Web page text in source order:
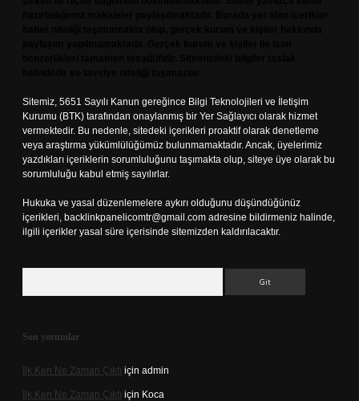
Sitemiz, 5651 Sayılı Kanun gereğince Bilgi Teknolojileri ve İletişim
Kurumu (BTK) tarafından onaylanmış bir Yer Sağlayıcı olarak hizmet
vermektedir. Bu nedenle, sitedeki içerikleri proaktif olarak denetleme
veya araştırma yükümlülüğümüz bulunmamaktadır. Ancak, üyelerimiz
yazdıkları içeriklerin sorumluluğunu taşımakta olup, siteye üye olarak bu
sorumluluğu kabul etmiş sayılırlar.
Hukuka ve yasal düzenlemelere aykırı olduğunu düşündüğünüz
içerikleri, backlinkpanelicomtr@gmail.com adresine bildirmeniz halinde,
ilgili içerikler yasal süre içerisinde sitemizden kaldırılacaktır.
Son yorumlar
Ilk Ken Ne Zaman Çıktı için admin
Ilk Ken Ne Zaman Çıktı için Koca